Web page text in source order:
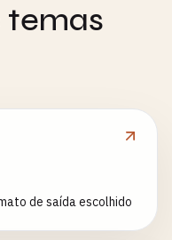
temas
de saída escolhido